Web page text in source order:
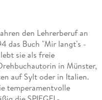
den Lehrerberuf an
das Buch "Mir langt's -
sie als freie
in Münster,
auf Sylt oder in Italien.
temperamentvolle